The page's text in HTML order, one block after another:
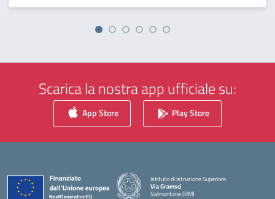
Scarica la nostra app ufficiale su:
App Store Play Store
Istituto di Istruzione Superiore
Via Gramsci
Valmontone (RM)